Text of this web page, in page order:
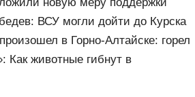
ВСУ могли дойти до Курска
в Горно-Алтайске: горел
Как животные гибнут в